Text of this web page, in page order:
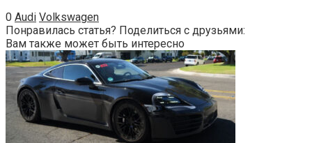
0 Audi Volkswagen
Понравилась статья? Поделиться с друзьями:
Вам также может быть интересно